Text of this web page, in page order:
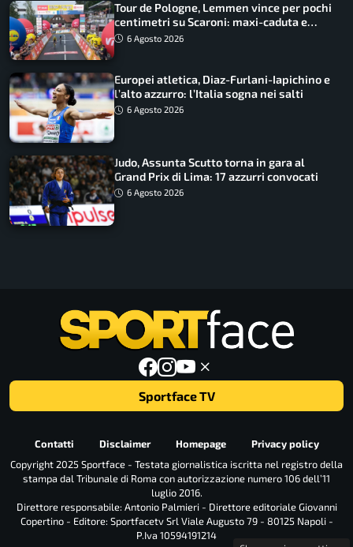
Tour de Pologne, Lemmen vince per pochi
centimetri su Scaroni: maxi-caduta e
tappa accorciata
6 Agosto 2026
Europei atletica, Diaz-Furlani-Iapichino e
l’alto azzurro: l’Italia sogna nei salti
6 Agosto 2026
Judo, Assunta Scutto torna in gara al
Grand Prix di Lima: 17 azzurri convocati
6 Agosto 2026
Sportface TV
Contatti Disclaimer Homepage
Privacy policy
Copyright 2025 Sportface - Testata giornalistica iscritta nel registro della
stampa dal Tribunale di Roma con autorizzazione numero 106 dell’11
luglio 2016.
Direttore responsabile: Antonio Palmieri - Direttore editoriale Giovanni
Copertino - Editore: Sportfacetv Srl Viale Augusto 79 - 80125 Napoli -
P.Iva 10594191214